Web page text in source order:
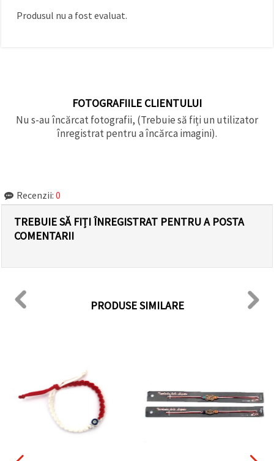
Produsul nu a fost evaluat.
FOTOGRAFIILE CLIENTULUI
Nu s-au încărcat fotografii, (Trebuie să fiți un utilizator
înregistrat pentru a încărca imagini).
Recenzii: 0
TREBUIE SĂ FIȚI ÎNREGISTRAT PENTRU A POSTA
COMENTARII
PRODUSE SIMILARE